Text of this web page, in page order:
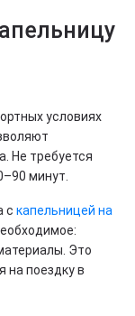
условиях
Не требуется
минут.
с капельницей на
Это
на поездку в